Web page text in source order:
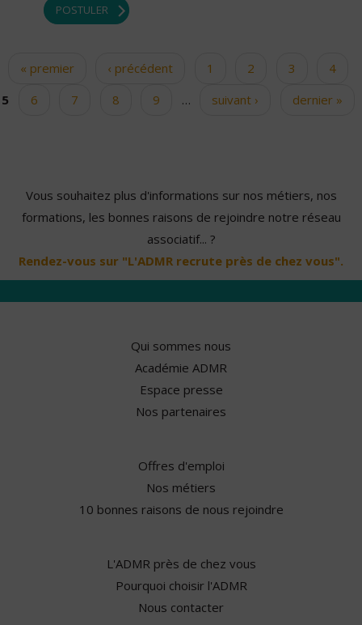
POSTULER
Pages
« premier ‹ précédent 1 2 3
4
5
6 7 8 9 … suivant › dernier »
Vous souhaitez plus d'informations sur nos métiers, nos
formations, les bonnes raisons de rejoindre notre réseau
associatif... ?
Rendez-vous sur "L'ADMR recrute près de chez vous".
Qui sommes nous
Académie ADMR
Espace presse
Nos partenaires
Offres d'emploi
Nos métiers
10 bonnes raisons de nous rejoindre
L'ADMR près de chez vous
Pourquoi choisir l'ADMR
Nous contacter